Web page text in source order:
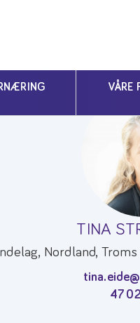
VÅRE
TINA
Nordland,
47